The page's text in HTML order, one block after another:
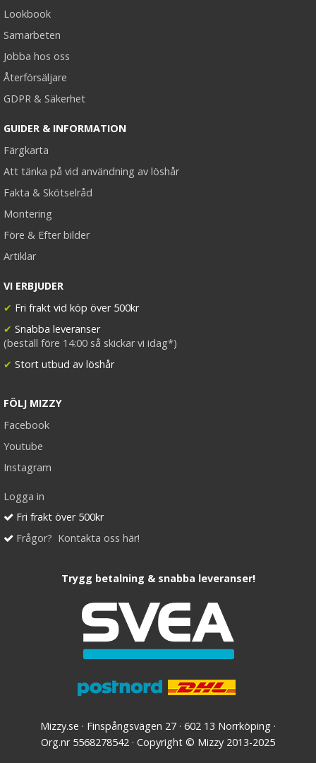
Lookbook
Samarbeten
Jobba hos oss
Återförsäljare
GDPR & Säkerhet
GUIDER & INFORMATION
Färgkarta
Att tänka på vid användning av löshår
Fakta & Skötselråd
Montering
Före & Efter bilder
Artiklar
VI ERBJUDER
✔ Fri frakt vid köp över 500kr
✔ Snabba leveranser
(beställ före 14:00 så skickar vi idag*)
✔ Stort utbud av löshår
FÖLJ MIZZY
Facebook
Youtube
Instagram
Logga in
Fri frakt över 500kr
Frågor? Kontakta oss här!
Trygg betalning & snabba leveranser!
Mizzy.se · Finspångsvägen 27 · 602 13 Norrköping ·
Org.nr 5568278542 · Copyright © Mizzy 2013-2025